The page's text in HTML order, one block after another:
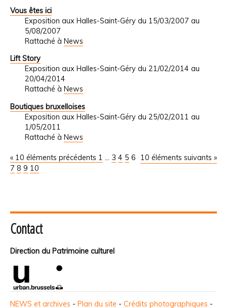
Vous êtes ici
Exposition aux Halles-Saint-Géry du 15/03/2007 au
5/08/2007
Rattaché à News
Lift Story
Exposition aux Halles-Saint-Géry du 21/02/2014 au
20/04/2014
Rattaché à News
Boutiques bruxelloises
Exposition aux Halles-Saint-Géry du 25/02/2011 au
1/05/2011
Rattaché à News
« 10 éléments précédents 10 éléments suivants »
1 ... 3 4 5 6
7 8 9 10
Contact
Direction du Patrimoine culturel
NEWS et archives - Plan du site - Crédits photographiques -